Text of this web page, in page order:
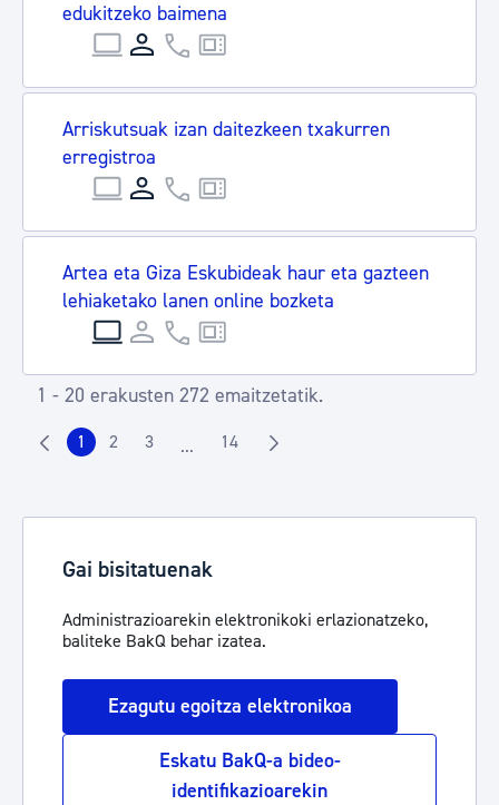
edukitzeko baimena
Arriskutsuak izan daitezkeen txakurren
erregistroa
Artea eta Giza Eskubideak haur eta gazteen
lehiaketako lanen online bozketa
1 - 20 erakusten 272 emaitzetatik.
Orrialdea
1 Orrialdea
2 Orrialdea
3 ...Intermediate Pages Use TAB to navigate.
Orrialdea
14
Gai bisitatuenak
Administrazioarekin elektronikoki erlazionatzeko,
baliteke BakQ behar izatea.
Ezagutu egoitza elektronikoa
Eskatu BakQ-a bideo-
identifikazioarekin